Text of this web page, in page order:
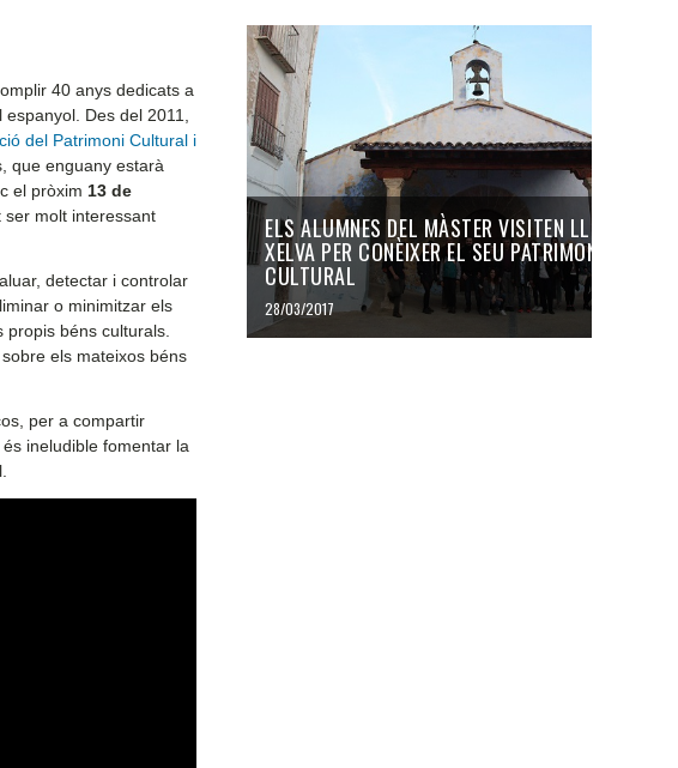
40 anys dedicats a
Des del 2011,
del Patrimoni Cultural i
que enguany estarà
el pròxim 13 de
ser molt interessant
detectar i controlar
o minimitzar els
béns culturals.
els mateixos béns
per a compartir
ineludible fomentar la
ELS ALUMNES DEL MÀSTER VISITEN LLÍRIA I
XELVA PER CONÈIXER EL SEU PATRIMONI
CULTURAL
28/03/2017